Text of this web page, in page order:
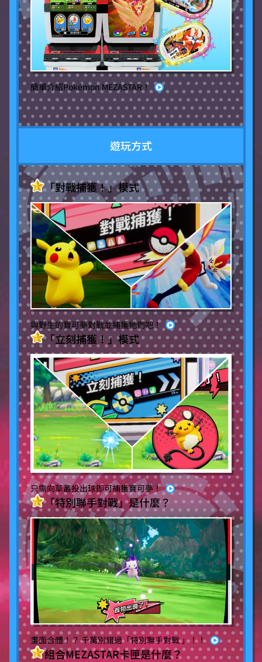
簡單介紹Pokémon MEZASTAR！
遊玩方式
「對戰捕獲！」模式
與野生的寶可夢對戰並捕獲牠們吧！
「立刻捕獲！」模式
只需向草叢投出球即可捕獲寶可夢！
「特別聯手對戰」是什麼？
畫面合體！？ 千萬別錯過「特別聯手對戰 」！！
組合MEZASTAR卡匣是什麼？